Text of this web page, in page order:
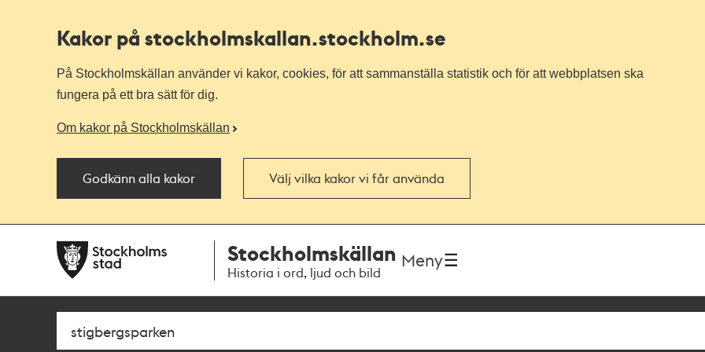
Kakor på stockholmskallan.stockholm.se
På Stockholmskällan använder vi kakor, cookies, för att sammanställa statistik och för att webbplatsen ska
fungera på ett bra sätt för dig.
Om kakor på Stockholmskällan
Godkänn alla kakor Välj vilka kakor vi får använda
navigationen
huvudinnehållet
Stockholmskällan
Historia i ord, ljud och bild
Meny
Sök